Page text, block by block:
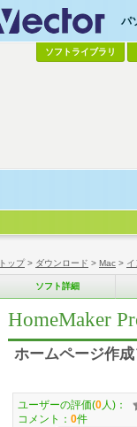
トップ> ダウンロード > Mac >
ソフト詳細
HomeMaker
ホームページ作
ユーザーの評価(0 人)：
コメント： 0件
パ
ソフトライブラリ